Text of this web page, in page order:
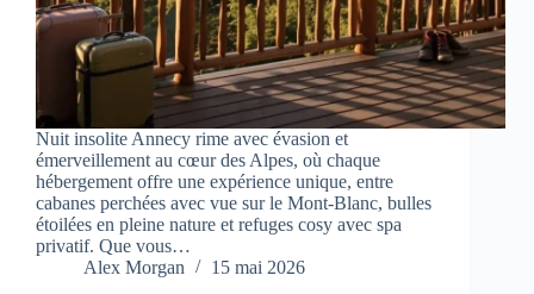
Nuit insolite Annecy rime avec évasion et
émerveillement au cœur des Alpes, où chaque
hébergement offre une expérience unique, entre
cabanes perchées avec vue sur le Mont-Blanc, bulles
étoilées en pleine nature et refuges cosy avec spa
privatif. Que vous…
Alex Morgan
15 mai 2026